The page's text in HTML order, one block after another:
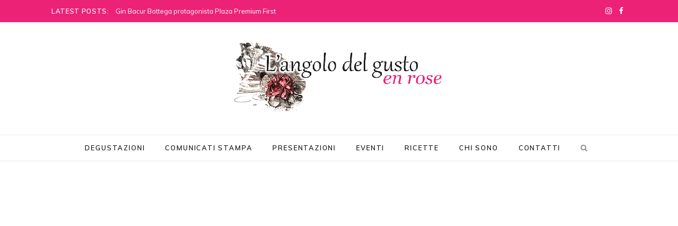
LATEST POSTS: Gin Bacur Bottega protagonista Plaza Premium First I
DEGUSTAZIONI COMUNICATI STAMPA PRESENTAZIONI EVENTI RICETTE CHI SONO CONTATTI